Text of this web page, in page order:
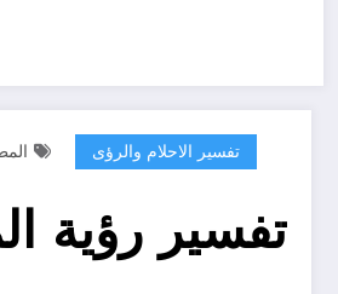
تفسير الاحلام والرؤى
تفسير رؤية